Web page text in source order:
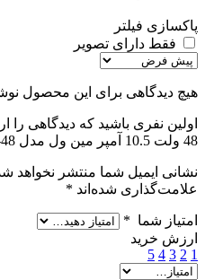
پاکسازی فیلتر
فقط دارای تصویر
هیچ دیدگاهی برای این محصول
48 ولت 10.5 آمپر مین ول مدل SD-500H-48”
نشانی ایمیل شما منتشر نخواهد
علامت‌گذاری شده‌اند *
امتیاز شما *
ارزش خرید
1
2
3
4
5